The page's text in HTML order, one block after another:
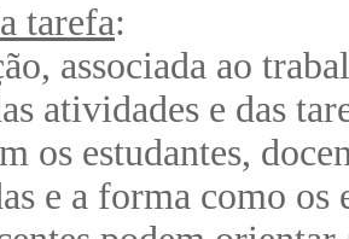
tarefa:
associada ao
atividades e das
os estudantes,
e a forma como os